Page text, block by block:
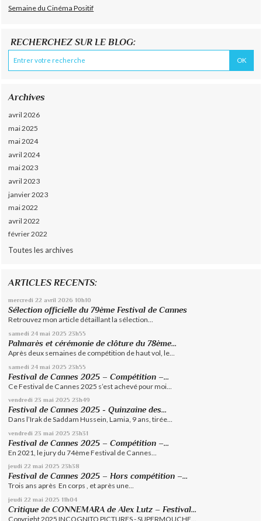
Semaine du Cinéma Positif
RECHERCHEZ SUR LE BLOG:
Archives
avril 2026
mai 2025
mai 2024
avril 2024
mai 2023
avril 2023
janvier 2023
mai 2022
avril 2022
février 2022
Toutes les archives
ARTICLES RECENTS:
mercredi 22 avril 2026 10h10
Sélection officielle du 79ème Festival de Cannes
Retrouvez mon article détaillant la sélection...
samedi 24 mai 2025 23h55
Palmarès et cérémonie de clôture du 78ème...
Après deux semaines de compétition de haut vol, le...
samedi 24 mai 2025 23h55
Festival de Cannes 2025 – Compétition –...
Ce Festival de Cannes 2025 s’est achevé pour moi...
vendredi 23 mai 2025 23h49
Festival de Cannes 2025 - Quinzaine des...
Dans l’Irak de Saddam Hussein, Lamia, 9 ans, tirée...
vendredi 23 mai 2025 23h31
Festival de Cannes 2025 – Compétition –...
En 2021, le jury du 74ème Festival de Cannes...
jeudi 22 mai 2025 23h38
Festival de Cannes 2025 – Hors compétition –...
Trois ans après En corps , et après une...
jeudi 22 mai 2025 11h04
Critique de CONNEMARA de Alex Lutz – Festival...
Copyright 2025 INCOGNITO PICTURES - SUPERMOUCHE...